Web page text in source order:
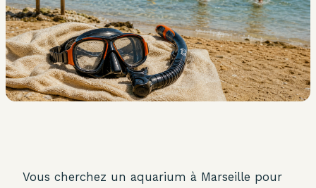
Vous cherchez un aquarium à Marseille pour